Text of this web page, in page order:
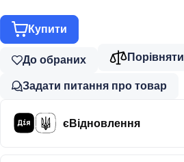
Купити
До обраних Порівняти
Задати питання про товар
єВідновлення